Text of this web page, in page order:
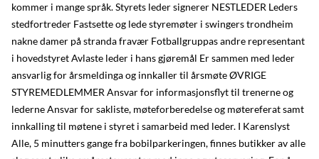
kommer i mange språk. Styrets leder signerer NESTLEDER Leders
stedfortreder Fastsette og lede styremøter i swingers trondheim
nakne damer på stranda fravær Fotballgruppas andre representant
i hovedstyret Avlaste leder i hans gjøremål Er sammen med leder
ansvarlig for årsmeldinga og innkaller til årsmøte ØVRIGE
STYREMEDLEMMER Ansvar for informasjonsflyt til trenerne og
lederne Ansvar for sakliste, møteforberedelse og møtereferat samt
innkalling til møtene i styret i samarbeid med leder. I Karenslyst
Alle, 5 minutters gange fra bobilparkeringen, finnes butikker av alle